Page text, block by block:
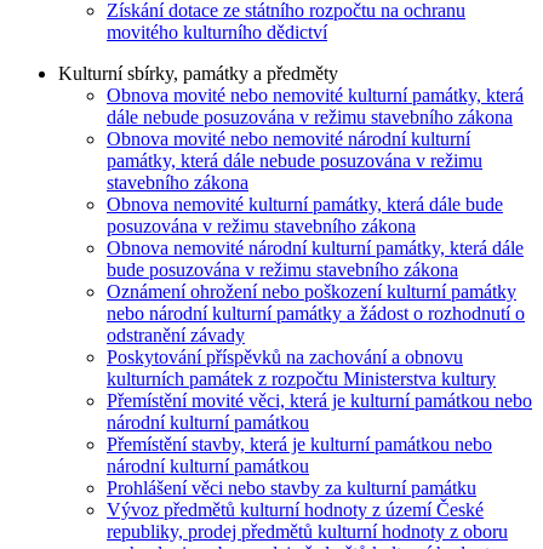
Získání dotace ze státního rozpočtu na ochranu
movitého kulturního dědictví
Kulturní sbírky, památky a předměty
Obnova movité nebo nemovité kulturní památky, která
dále nebude posuzována v režimu stavebního zákona
Obnova movité nebo nemovité národní kulturní
památky, která dále nebude posuzována v režimu
stavebního zákona
Obnova nemovité kulturní památky, která dále bude
posuzována v režimu stavebního zákona
Obnova nemovité národní kulturní památky, která dále
bude posuzována v režimu stavebního zákona
Oznámení ohrožení nebo poškození kulturní památky
nebo národní kulturní památky a žádost o rozhodnutí o
odstranění závady
Poskytování příspěvků na zachování a obnovu
kulturních památek z rozpočtu Ministerstva kultury
Přemístění movité věci, která je kulturní památkou nebo
národní kulturní památkou
Přemístění stavby, která je kulturní památkou nebo
národní kulturní památkou
Prohlášení věci nebo stavby za kulturní památku
Vývoz předmětů kulturní hodnoty z území České
republiky, prodej předmětů kulturní hodnoty z oboru